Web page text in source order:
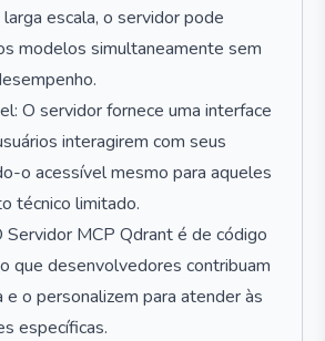
escala, o servidor pode
modelos simultaneamente sem
O servidor fornece uma interface
interagirem com seus
o acessível mesmo para aqueles
técnico limitado.
Servidor MCP Qdrant é de código
que desenvolvedores contribuam
e o personalizem para atender às
específicas.